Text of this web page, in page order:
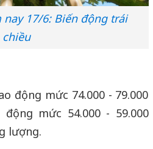
nay 17/6: Biến động trái
chiều
động mức 74.000 - 79.000
mức 54.000 - 59.000
lượng.